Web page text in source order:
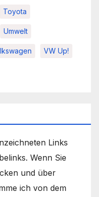
Toyota
Umwelt
VW Up!
Links
Wenn Sie
und über
ich von dem